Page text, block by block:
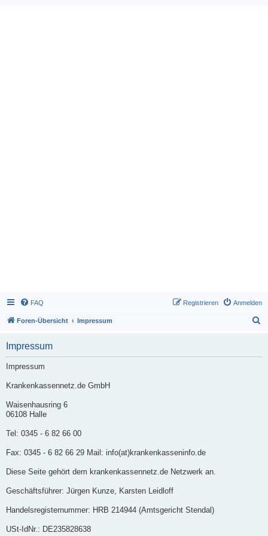
FAQ Anmelden
Registrieren
Foren-Übersicht Impressum
Impressum
Impressum
Krankenkassennetz.de GmbH
Waisenhausring 6
06108 Halle
Tel: 0345 - 6 82 66 00
Fax: 0345 - 6 82 66 29 Mail: info(at)krankenkasseninfo.de
Diese Seite gehört dem krankenkassennetz.de Netzwerk an.
Geschäftsführer: Jürgen Kunze, Karsten Leidloff
Handelsregisternummer: HRB 214944 (Amtsgericht Stendal)
USt-IdNr.: DE235828638